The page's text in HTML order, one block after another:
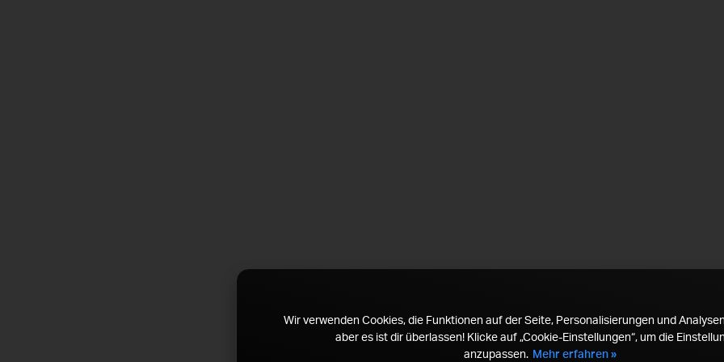
Wir verwenden Cookies, die Funktionen auf der Seite, Personalisierungen und
aber es ist dir überlassen! Klicke auf „Cookie-Einstellungen“, um die
anzupassen. Mehr erfahren »